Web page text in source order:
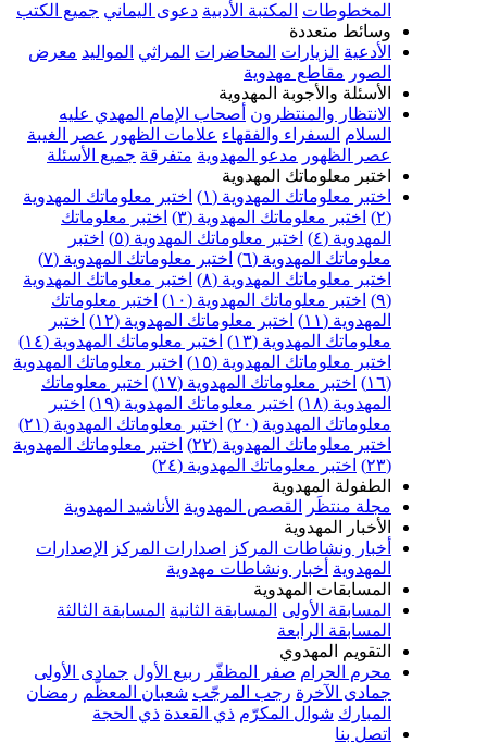
المكتبة الأدبية دعوى اليماني جميع الكتب
متعددة
الزيارات المحاضرات المراثي المواليد معرض
مقاطع مهدوية
والأجوبة المهدوية
والمنتظرون أصحاب الإمام المهدي عليه
السفراء والفقهاء علامات الظهور عصر الغيبة
مدعو المهدوية متفرقة جميع الأسئلة
معلوماتك المهدوية
معلوماتك المهدوية (١)
اختبر معلوماتك المهدوية
اختبر معلوماتك المهدوية (٣)
اختبر معلوماتك
اختبر معلوماتك المهدوية (٥)
اختبر
المهدوية (٦)
اختبر معلوماتك المهدوية (٧)
معلوماتك المهدوية (٨)
اختبر معلوماتك المهدوية
اختبر معلوماتك المهدوية (١٠)
اختبر معلوماتك
اختبر معلوماتك المهدوية (١٢)
اختبر
المهدوية (١٣)
اختبر معلوماتك المهدوية (١٤)
معلوماتك المهدوية (١٥)
اختبر معلوماتك المهدوية
اختبر معلوماتك المهدوية (١٧)
اختبر معلوماتك
اختبر معلوماتك المهدوية (١٩)
اختبر
المهدوية (٢٠)
اختبر معلوماتك المهدوية (٢١)
معلوماتك المهدوية (٢٢)
اختبر معلوماتك المهدوية
اختبر معلوماتك المهدوية (٢٤)
المهدوية
منتظَر
القصص المهدوية الأناشيد المهدوية
المهدوية
ونشاطات المركز اصدارات المركز الإصدارات
أخبار ونشاطات مهدوية
المهدوية
الأولى المسابقة الثانية المسابقة الثالثة
الرابعة
المهدوي
الحرام
صفر المظفّر ربيع الأول جمادى الأولى
رجب المرجّب شعبان المعظّم رمضان
شوال المكرّم ذي القعدة ذي الحجة